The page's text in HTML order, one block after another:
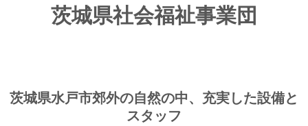
茨城県社会福祉事業団
茨城県水戸市郊外の自然の中、充実した設備と
スタッフ